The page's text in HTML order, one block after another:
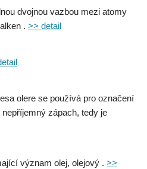
dvojnou vazbou mezi atomy
. >> detail
olere se používá pro označení
zápach, tedy je
význam olej, olejový . >>